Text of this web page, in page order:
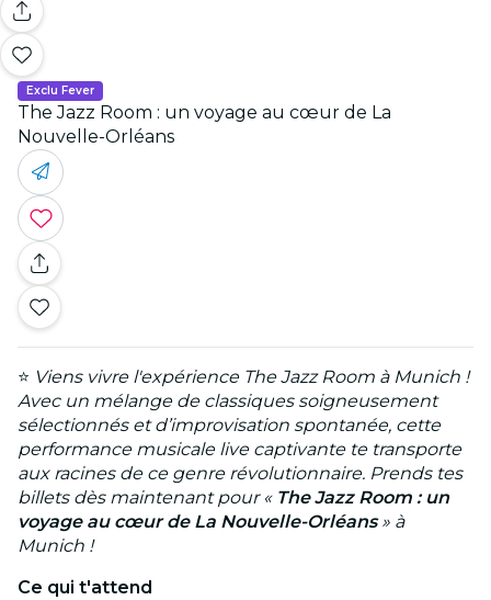
Exclu Fever
The Jazz Room : un voyage au cœur de La
Nouvelle-Orléans
⭐ Viens vivre l'expérience The Jazz Room à Munich !
Avec un mélange de classiques soigneusement
sélectionnés et d’improvisation spontanée, cette
performance musicale live captivante te transporte
aux racines de ce genre révolutionnaire. Prends tes
billets dès maintenant pour « The Jazz Room : un
voyage au cœur de La Nouvelle-Orléans» à
Munich !
Ce qui t'attend